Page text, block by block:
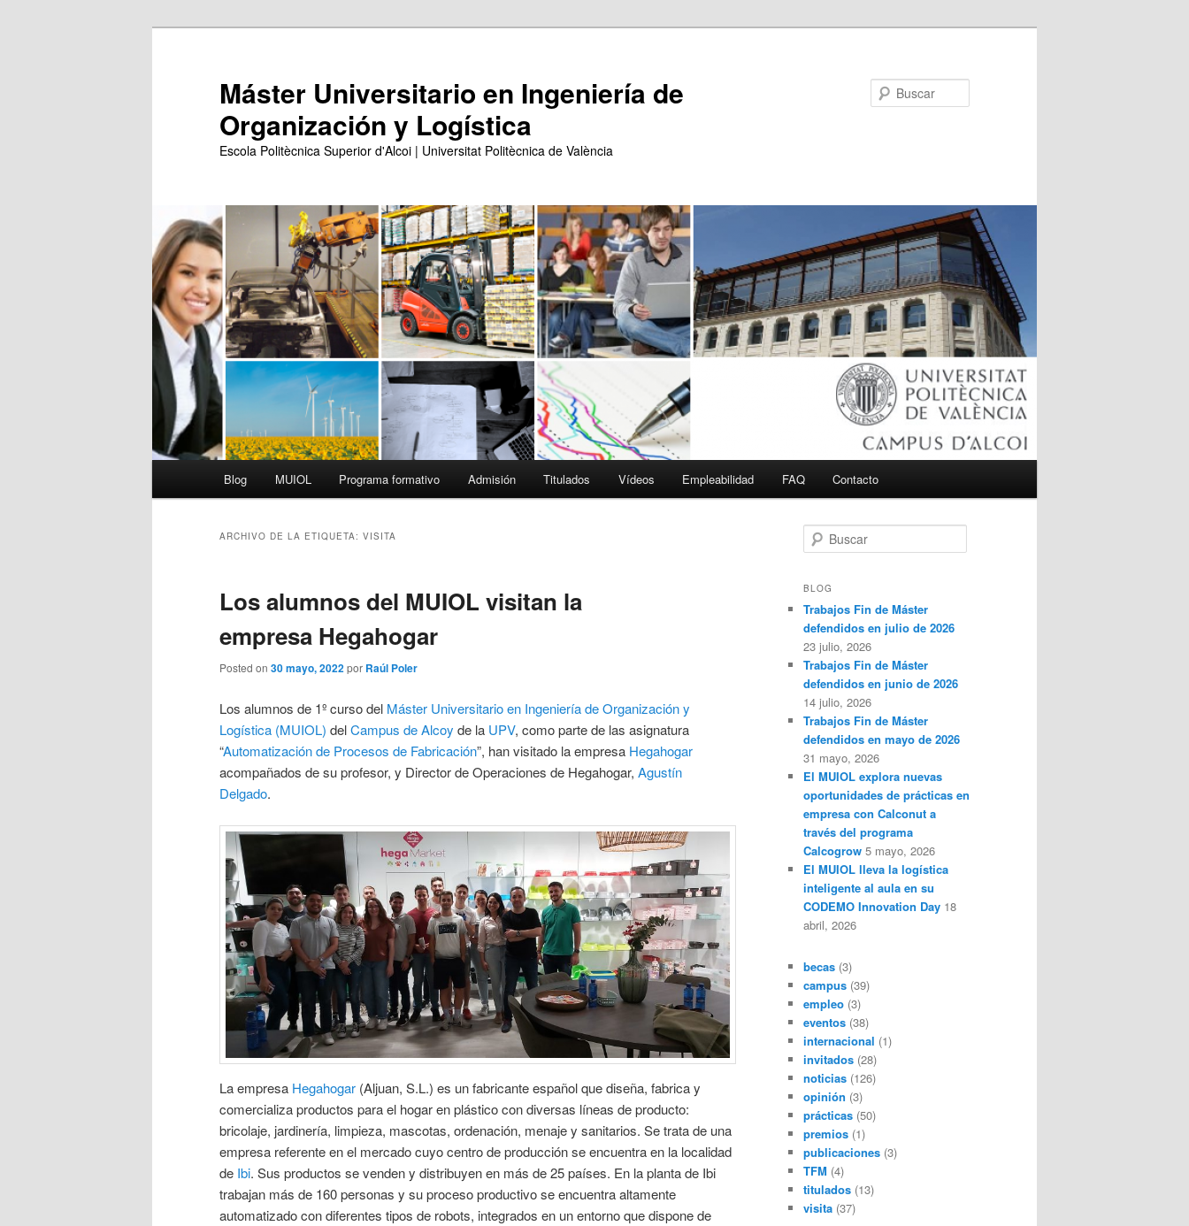
Máster Universitario en Ingeniería de
Organización y Logística
Escola Politècnica Superior d'Alcoi | Universitat Politècnica de València
Blog MUIOL Programa formativo Admisión Titulados Vídeos Empleabilidad FAQ Contacto
ARCHIVO DE LA ETIQUETA: VISITA
Los alumnos del MUIOL visitan la
empresa Hegahogar
Posted on 30 mayo, 2022por Raúl Poler
Los alumnos de 1º curso del Máster Universitario en Ingeniería de Organización y
Logística (MUIOL) delCampus de Alcoy de la UPV, como parte de las asignatura
“Automatización de Procesos de Fabricación”, han visitado la empresa Hegahogar
acompañados de su profesor, y Director de Operaciones de Hegahogar, Agustín
Delgado.
La empresa Hegahogar (Aljuan, S.L.) es un fabricante español que diseña, fabrica y
comercializa productos para el hogar en plástico con diversas líneas de producto:
bricolaje, jardinería, limpieza, mascotas, ordenación, menaje y sanitarios. Se trata de una
empresa referente en el mercado cuyo centro de producción se encuentra en la localidad
de Ibi. Sus productos se venden y distribuyen en más de 25 países. En la planta de Ibi
trabajan más de 160 personas y su proceso productivo se encuentra altamente
automatizado con diferentes tipos de robots, integrados en un entorno que dispone de
u
c
r
BLOG
Trabajos Fin de Máster
defendidos en julio de 2026
23 julio, 2026
Trabajos Fin de Máster
defendidos en junio de 2026
14 julio, 2026
Trabajos Fin de Máster
defendidos en mayo de 2026
31 mayo, 2026
El MUIOL explora nuevas
oportunidades de prácticas en
empresa con Calconut a
través del programa
Calcogrow 5 mayo, 2026
El MUIOL lleva la logística
inteligente al aula en su
CODEMO Innovation Day 18
abril, 2026
becas (3)
campus (39)
empleo (3)
eventos (38)
internacional (1)
invitados (28)
noticias (126)
opinión (3)
prácticas (50)
premios (1)
publicaciones (3)
TFM (4)
titulados (13)
visita (37)